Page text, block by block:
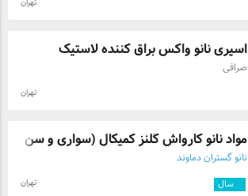
تهران
اسپری نانو واکس براق کننده لاستیک
صرافی
تهران
مواد نانو کارواش گلنز کمیکال (سواری و سن ...
نانو گستران دماوند
سال تهران